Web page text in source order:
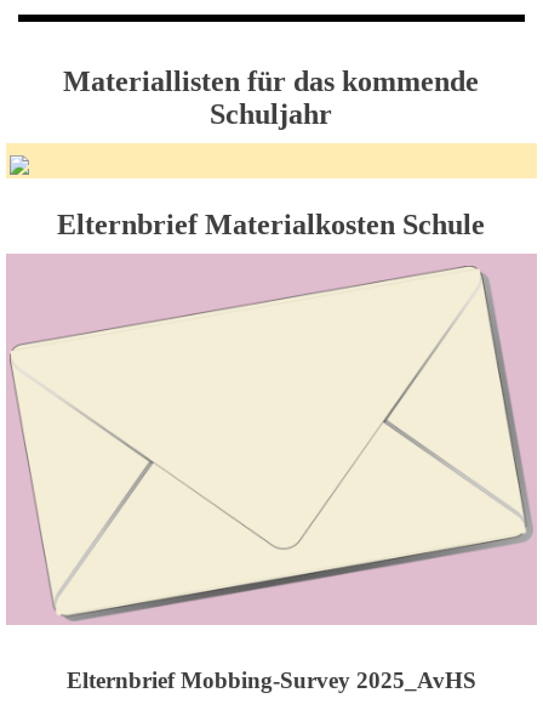
Materiallisten für das kommende
Schuljahr
Elternbrief Materialkosten Schule
Elternbrief Mobbing-Survey 2025_AvHS